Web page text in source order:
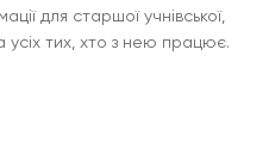
для старшої учнівської,
усіх тих, хто з нею працює.